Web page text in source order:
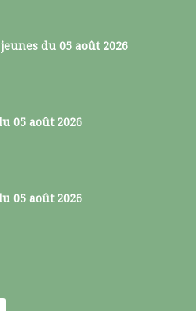
du 05 août 2026
05 août 2026
05 août 2026